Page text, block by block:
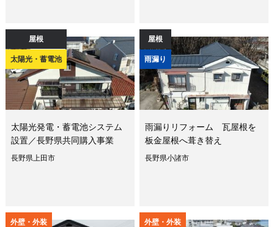
屋根
太陽光・蓄電池
太陽光発電・蓄電池システム
設置／長野県共同購入事業
長野県上田市
屋根
雨漏り
雨漏りリフォーム 瓦屋根を
板金屋根へ葺き替え
長野県小諸市
外壁・外装 外壁・外装